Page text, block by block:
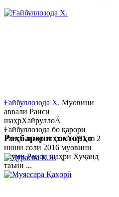
Ғайбуллозода Х. Муовини
аввали Раиси
шаҳрХайруллоÂ
Ғайбуллозода бо қарори
Раиси шаҳр таҳти №281 аз 2
июни соли 2016 муовини
якуми Раиси шаҳри Хуҷанд
таъин ...
Роҳбарони сохторҳо